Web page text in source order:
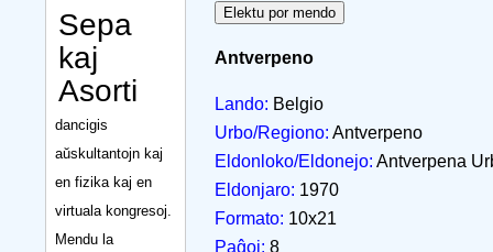
Sepa
kaj
Asorti
dancigis
aŭskultantojn kaj
en fizika kaj en
virtuala kongresoj.
Mendu la
Antverpeno
Lando: Belgio
Urbo/Regiono: Antverpeno
Eldonloko/Eldonejo: Antverpena
Eldonjaro: 1970
Formato: 10x21
Paĝoj: 8